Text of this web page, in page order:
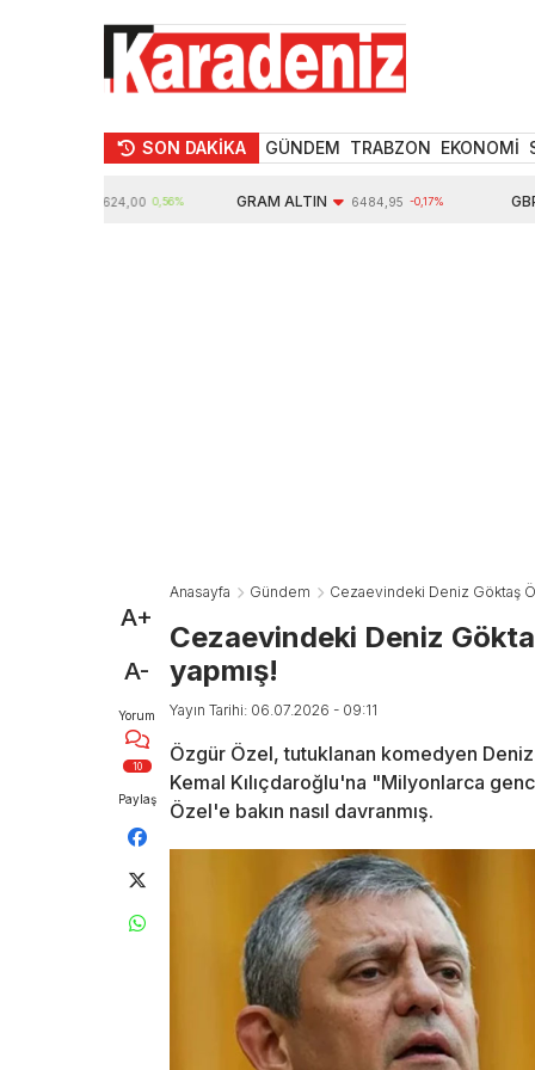
SON DAKİKA GÜNDEM TRABZON EKONOMİ
10624,00 0,56% GRAM ALTIN 6484,95 -0,17%
A+
A-
Yorum
10
Paylaş
Anasayfa Gündem Cezaevindeki Deniz Göktaş
Cezaevindeki Deniz
yapmış!
Yayın Tarihi: 06.07.2026 - 09:11
Özgür Özel, tutuklanan komedyen
Kemal Kılıçdaroğlu'na "Milyonlarca
Özel'e bakın nasıl davranmış.